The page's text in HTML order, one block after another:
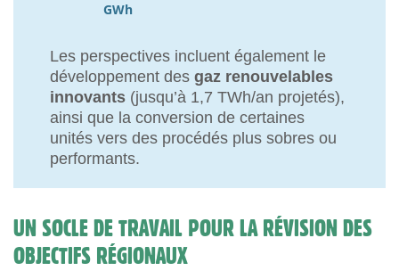
GWh
Les perspectives incluent également le
développement des gaz renouvelables
innovants (jusqu’à 1,7 TWh/an projetés),
ainsi que la conversion de certaines
unités vers des procédés plus sobres ou
performants.
UN SOCLE DE TRAVAIL POUR LA RÉVISION DES
OBJECTIFS RÉGIONAUX